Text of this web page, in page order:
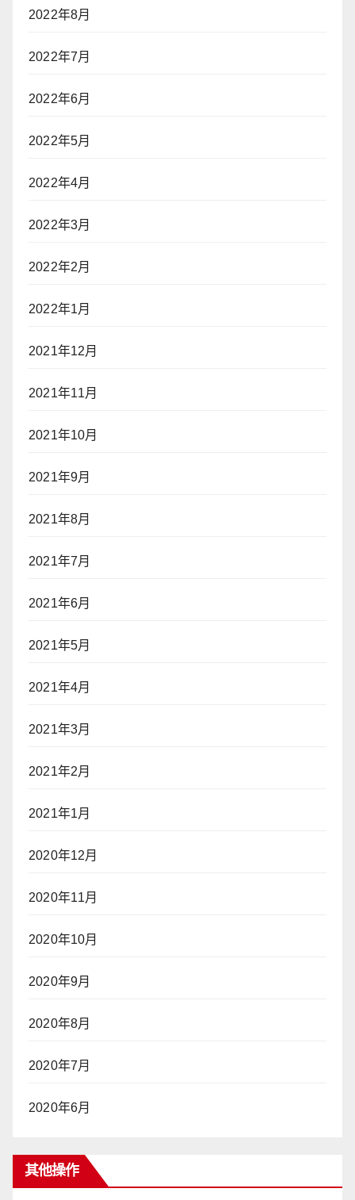
2022年8月
2022年7月
2022年6月
2022年5月
2022年4月
2022年3月
2022年2月
2022年1月
2021年12月
2021年11月
2021年10月
2021年9月
2021年8月
2021年7月
2021年6月
2021年5月
2021年4月
2021年3月
2021年2月
2021年1月
2020年12月
2020年11月
2020年10月
2020年9月
2020年8月
2020年7月
2020年6月
其他操作